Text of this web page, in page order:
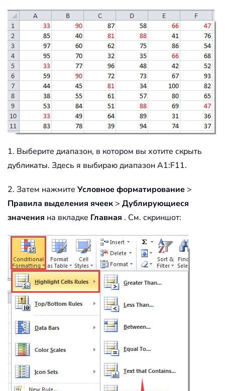
1. Выберите диапазон, в котором вы хотите скрыть
дубликаты. Здесь я выбираю диапазон A1:F11.
2. Затем нажмите Условное форматирование >
Правила выделения ячеек > Дублирующиеся
значения на вкладке Главная . См. скриншот: